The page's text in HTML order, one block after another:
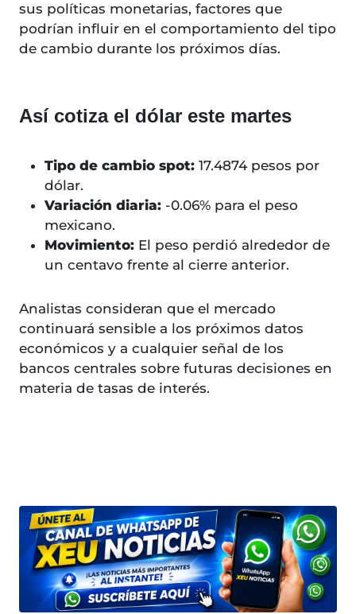
sus políticas monetarias, factores que
podrían influir en el comportamiento del tipo
de cambio durante los próximos días.
Así cotiza el dólar este martes
Tipo de cambio spot: 17.4874 pesos por
dólar.
Variación diaria: -0.06% para el peso
mexicano.
Movimiento: El peso perdió alrededor de
un centavo frente al cierre anterior.
Analistas consideran que el mercado
continuará sensible a los próximos datos
económicos y a cualquier señal de los
bancos centrales sobre futuras decisiones en
materia de tasas de interés.